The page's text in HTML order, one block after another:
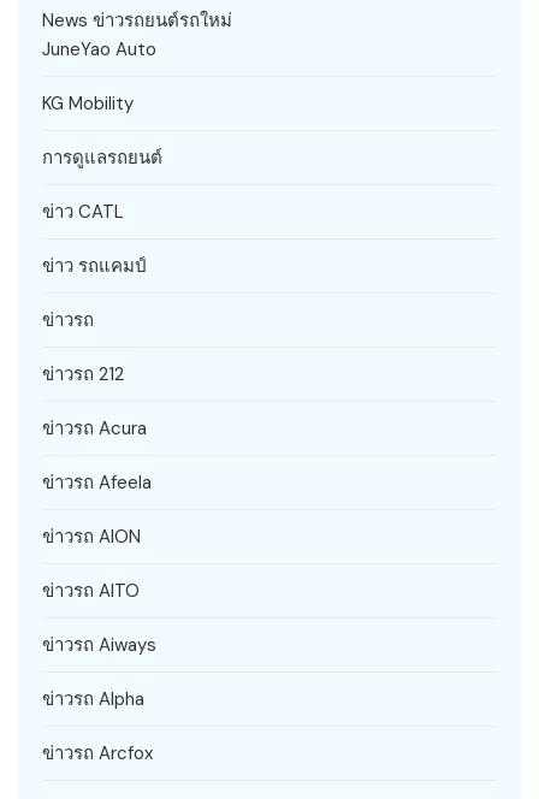
News ข่าวรถยนต์รถใหม่
JuneYao Auto
KG Mobility
การดูแลรถยนต์
ข่าว CATL
ข่าว รถแคมป์
ข่าวรถ
ข่าวรถ 212
ข่าวรถ Acura
ข่าวรถ Afeela
ข่าวรถ AION
ข่าวรถ AITO
ข่าวรถ Aiways
ข่าวรถ Alpha
ข่าวรถ Arcfox